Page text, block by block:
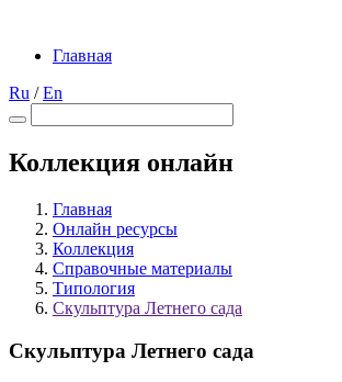
Главная
Ru /En
Коллекция онлайн
Главная
Онлайн ресурсы
Коллекция
Справочные материалы
Типология
Скульптура Летнего сада
Скульптура Летнего сада